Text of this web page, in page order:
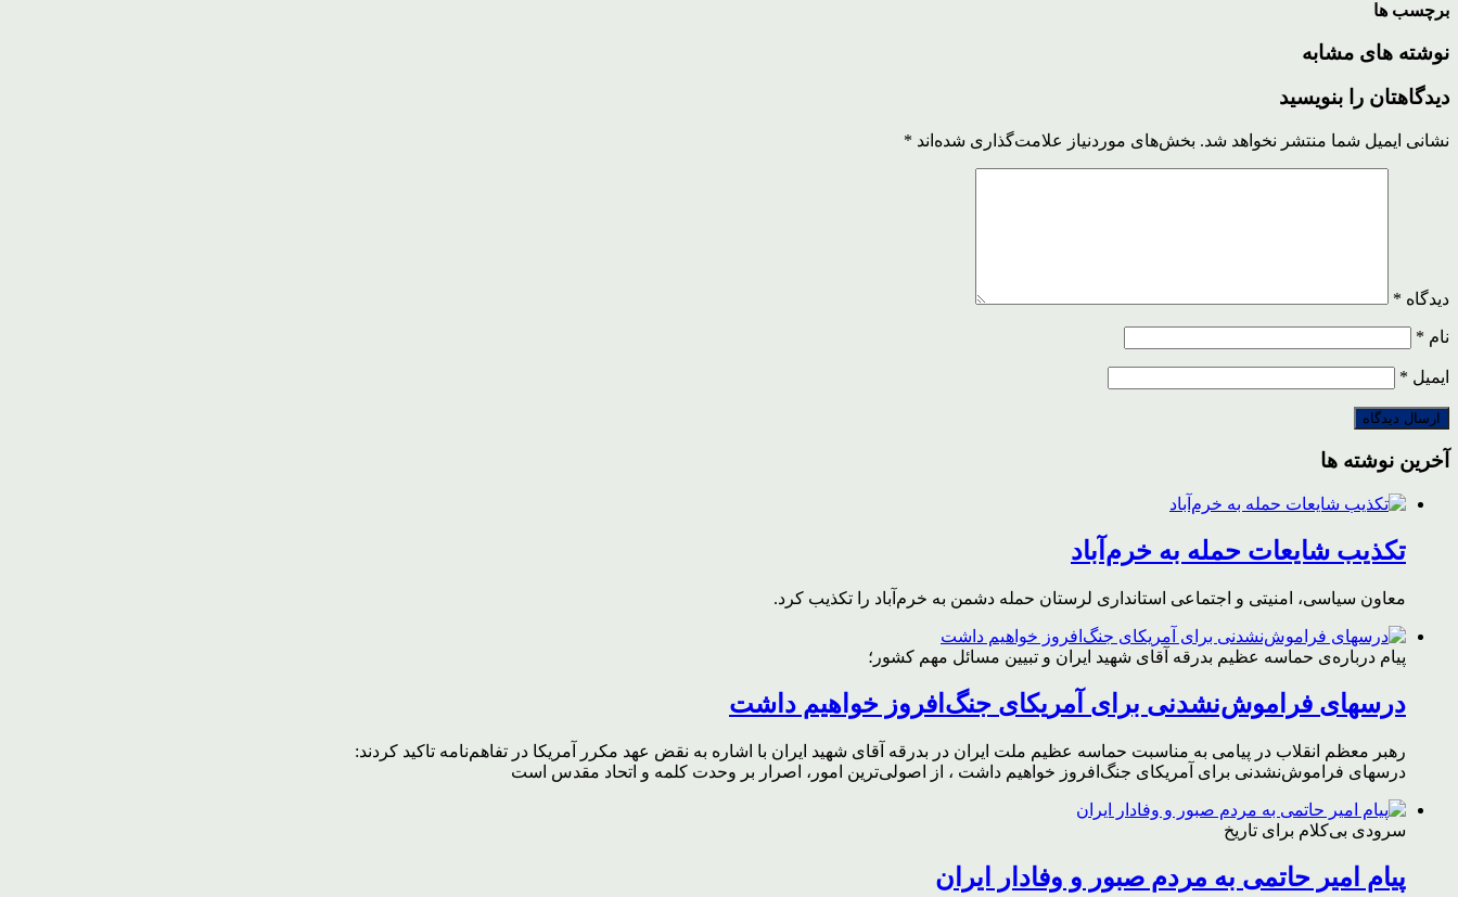
برچسب ها
نوشته های مشابه
دیدگاهتان را بنویسید
نشانی ایمیل شما منتشر نخواهد شد. بخش‌های موردنیاز علامت‌گذاری شده‌اند *
دیدگاه *
نام *
ایمیل *
آخرین نوشته ها
تکذیب شایعات حمله به خرم‌آباد
معاون سیاسی، امنیتی و اجتماعی استانداری لرستان حمله دشمن به خرم‌آباد را تکذیب کرد.
پیام درباره‌ی حماسه عظیم بدرقه آقای شهید ایران و تبیین مسائل مهم کشور؛
درسهای فراموش‌نشدنی برای آمریکای جنگ‌افروز خواهیم داشت
رهبر معظم انقلاب در پیامی به مناسبت حماسه عظیم ملت ایران در بدرقه آقای شهید ایران با اشاره به نقض عهد مکرر آمریکا در تفاهم‌نامه تاکید کردند:
درسهای فراموش‌نشدنی برای آمریکای جنگ‌افروز خواهیم داشت ، از اصولی‌ترین امور، اصرار بر وحدت کلمه و اتحاد مقدس است
سرودی بی‌کلام برای تاریخ
پیام امیر حاتمی به مردم صبور و وفادار ایران